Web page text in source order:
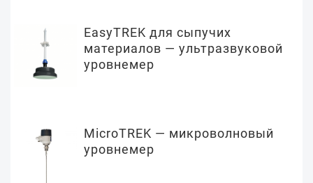
EasyTREK для сыпучих
материалов — ультразвуковой
уровнемер
MicroTREK — микроволновый
уровнемер